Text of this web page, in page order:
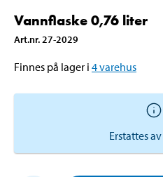
Vannflaske 0,76 liter
Art.nr. 27-2029
Finnes på lager i 4varehus
Erstattes av